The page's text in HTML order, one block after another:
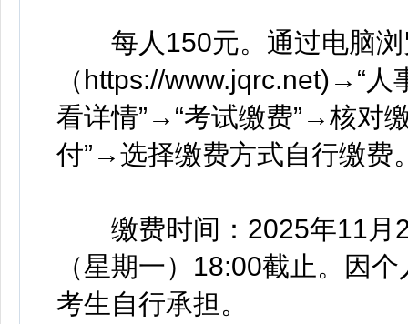
每人150元。通过电脑浏
（https://www.jqrc.net)→“
看详情”→“考试缴费”→核对
付”→选择缴费方式自行缴费
缴费时间：2025年11月
（星期一）18:00截止。因
考生自行承担。